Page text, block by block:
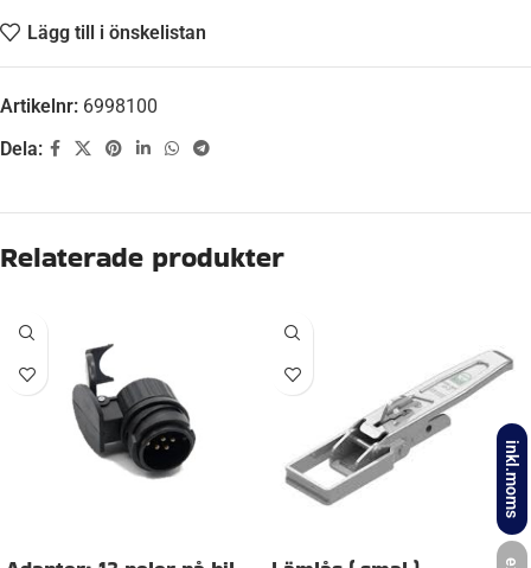
inkl.moms
Lägg till i önskelistan
Artikelnr: 6998100
Dela:
Beskrivning
KATEGORI: Släpvagnstillbehör
Ytterligare information
Relaterade produkter